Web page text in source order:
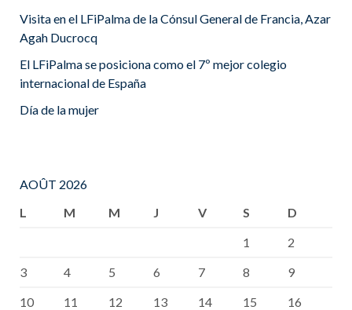
Visita en el LFiPalma de la Cónsul General de Francia, Azar
Agah Ducrocq
El LFiPalma se posiciona como el 7º mejor colegio
internacional de España
Día de la mujer
AOÛT 2026
L
M M J V S
D
1
2
3
4 5 6 7 8
9
10
11 12 13 14 15
16